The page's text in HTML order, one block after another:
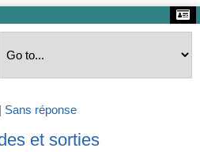
| Sans réponse
et sorties